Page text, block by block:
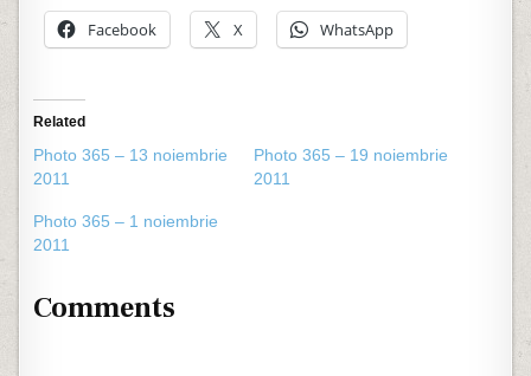
Facebook X WhatsApp
Related
Photo 365 – 13 noiembrie
2011
Photo 365 – 19 noiembrie
2011
Photo 365 – 1 noiembrie
2011
Comments